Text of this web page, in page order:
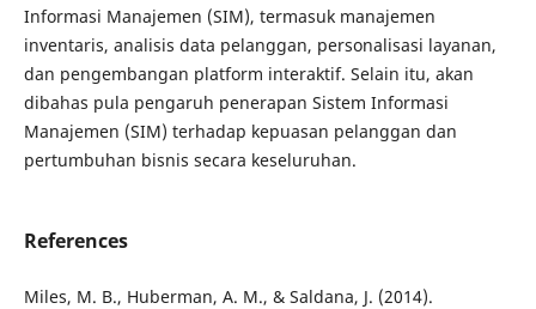
Informasi Manajemen (SIM), termasuk manajemen
inventaris, analisis data pelanggan, personalisasi layanan,
dan pengembangan platform interaktif. Selain itu, akan
dibahas pula pengaruh penerapan Sistem Informasi
Manajemen (SIM) terhadap kepuasan pelanggan dan
pertumbuhan bisnis secara keseluruhan.
References
Miles, M. B., Huberman, A. M., & Saldana, J. (2014).